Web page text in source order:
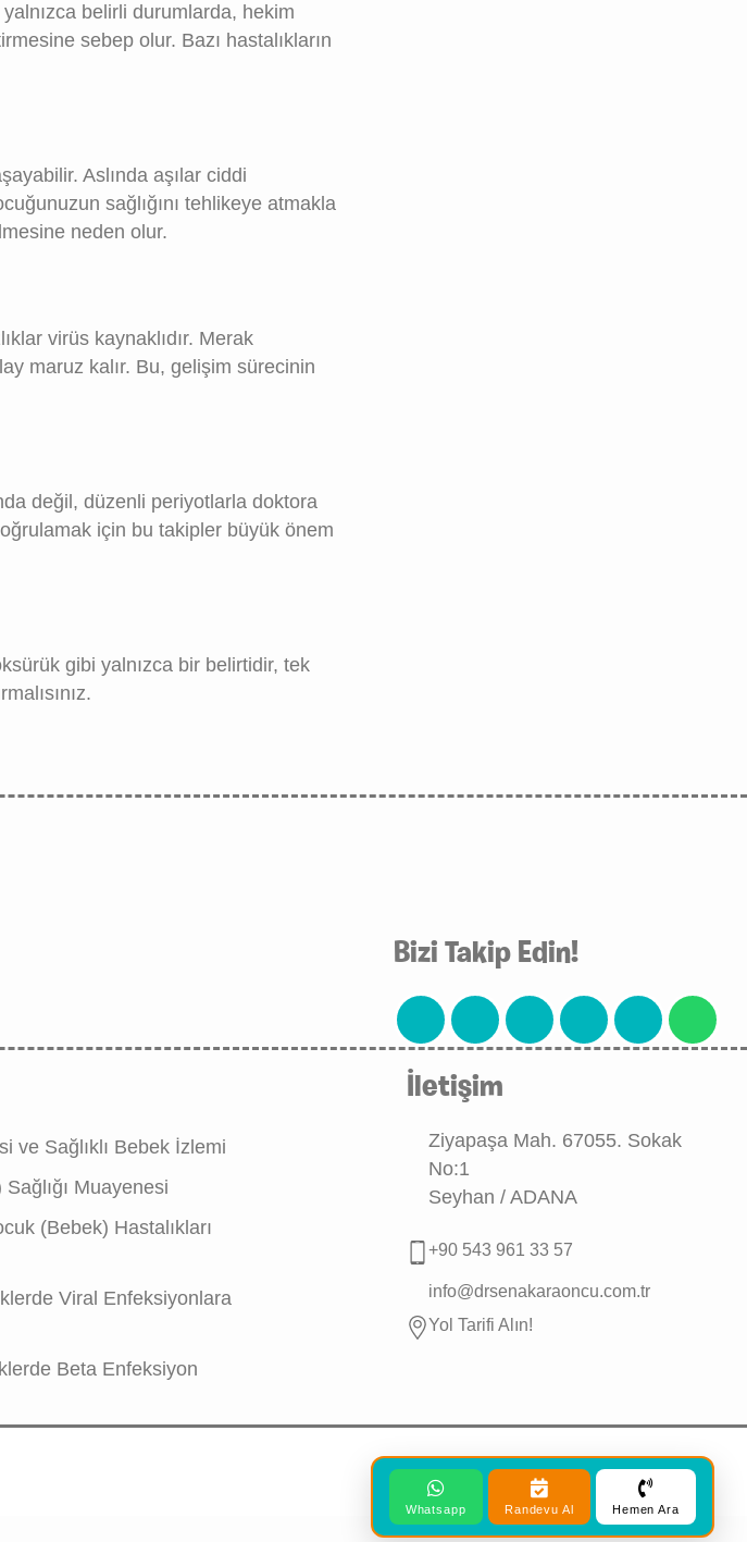
belirli durumlarda, hekim
sebep olur. Bazı hastalıkların
Aslında aşılar ciddi
sağlığını tehlikeye atmakla
neden olur.
virüs kaynaklıdır. Merak
maruz kalır. Bu, gelişim sürecinin
değil, düzenli periyotlarla doktora
için bu takipler büyük önem
gibi yalnızca bir belirtidir, tek
Bizi Takip Edin!
ve Sağlıklı Bebek İzlemi
Muayenesi
(Bebek) Hastalıkları
Viral Enfeksiyonlara
Beta Enfeksiyon
İletişim
Ziyapaşa Mah. 67055. Sokak
No:1
Seyhan / ADANA
+90 543 961 33 57
info@drsenakaraoncu.com.tr
Yol Tarifi Alın!
Whatsapp Randevu Al Hemen Ara